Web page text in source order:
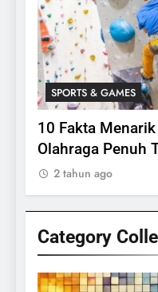
SPORTS & GAMES
10 Fakta
Olahraga Penuh
2 tahun ago
Category